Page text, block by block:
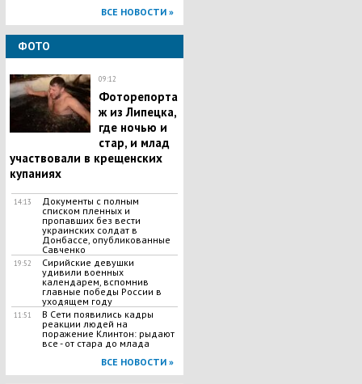
ВСЕ НОВОСТИ »
ФОТО
09:12
Фоторепорта
ж из Липецка,
где ночью и
стар, и млад
участвовали в крещенских
купаниях
14:13
Документы с полным
списком пленных и
пропавших без вести
украинских солдат в
Донбассе, опубликованные
Савченко
19:52
Сирийские девушки
удивили военных
календарем, вспомнив
главные победы России в
уходящем году
11:51
В Сети появились кадры
реакции людей на
поражение Клинтон: рыдают
все - от стара до млада
ВСЕ НОВОСТИ »